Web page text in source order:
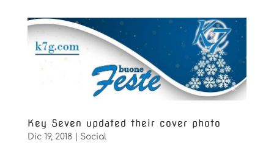
Key Seven updated their cover photo
Dic 19, 2018| Social